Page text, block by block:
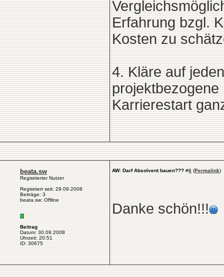
Erfahrung bzgl.
Kosten zu
4. Kläre auf
Karrierestart
beata.sw
Registrierter Nutzer
Registriert seit: 29.09.2008
Beiträge: 3
beata.sw: Offline
Beitrag
Datum: 30.09.2008
Uhrzeit: 20:51
ID: 30675
AW: Darf Absolvent bauen??? #6 (Permalink)
Danke schön!!!